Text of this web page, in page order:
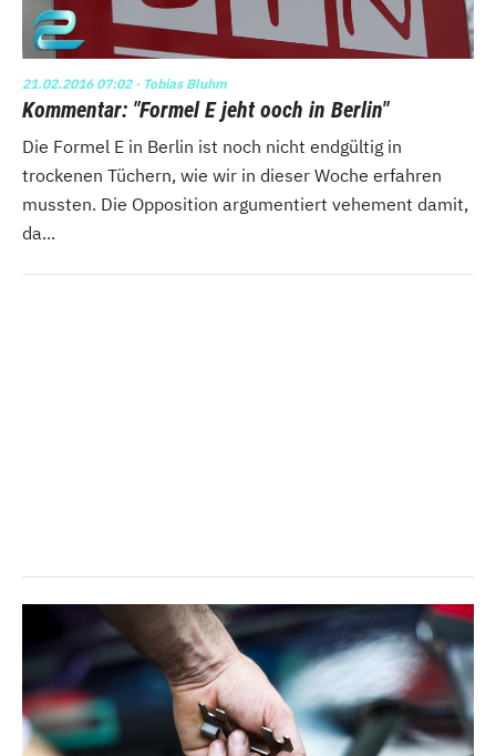
21.02.2016 07:02· Tobias Bluhm
Kommentar: "Formel E jeht ooch in Berlin"
Die Formel E in Berlin ist noch nicht endgültig in
trockenen Tüchern, wie wir in dieser Woche erfahren
mussten. Die Opposition argumentiert vehement damit,
da...